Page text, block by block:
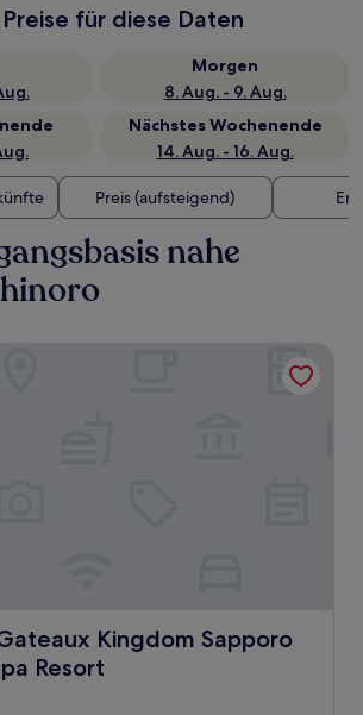
für diese Daten
Morgen
8. Aug. - 9. Aug.
Nächstes Wochenende
14. Aug. - 16. Aug.
Preis (aufsteigend)
nahe
Kingdom Sapporo
Resort
Kingdom Sapporo Hotel and Spa
Kingdom Sapporo Hotel and Spa